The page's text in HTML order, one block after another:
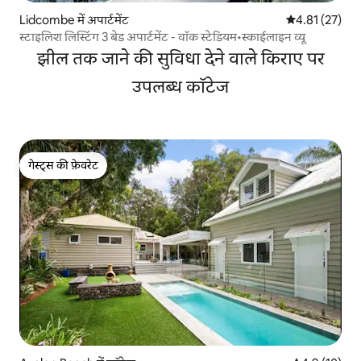
Lidcombe में अपार्टमेंट औसत रेटिंग 5 में
4.81 (27)
स्टाइलिश लिस्टिंग 3 बेड अपार्टमेंट - वॉक स्टेडियम•स्काईलाइन व्यू
झील तक जाने की सुविधा देने वाले किराए पर
उपलब्ध कॉटेज
गेस्ट्स की फ़ेवरेट
गेस्ट्स की फ़ेवरेट